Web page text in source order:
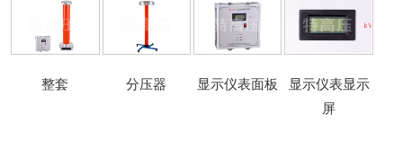
整套 分压器 显示仪表面板
显示仪表显示
屏